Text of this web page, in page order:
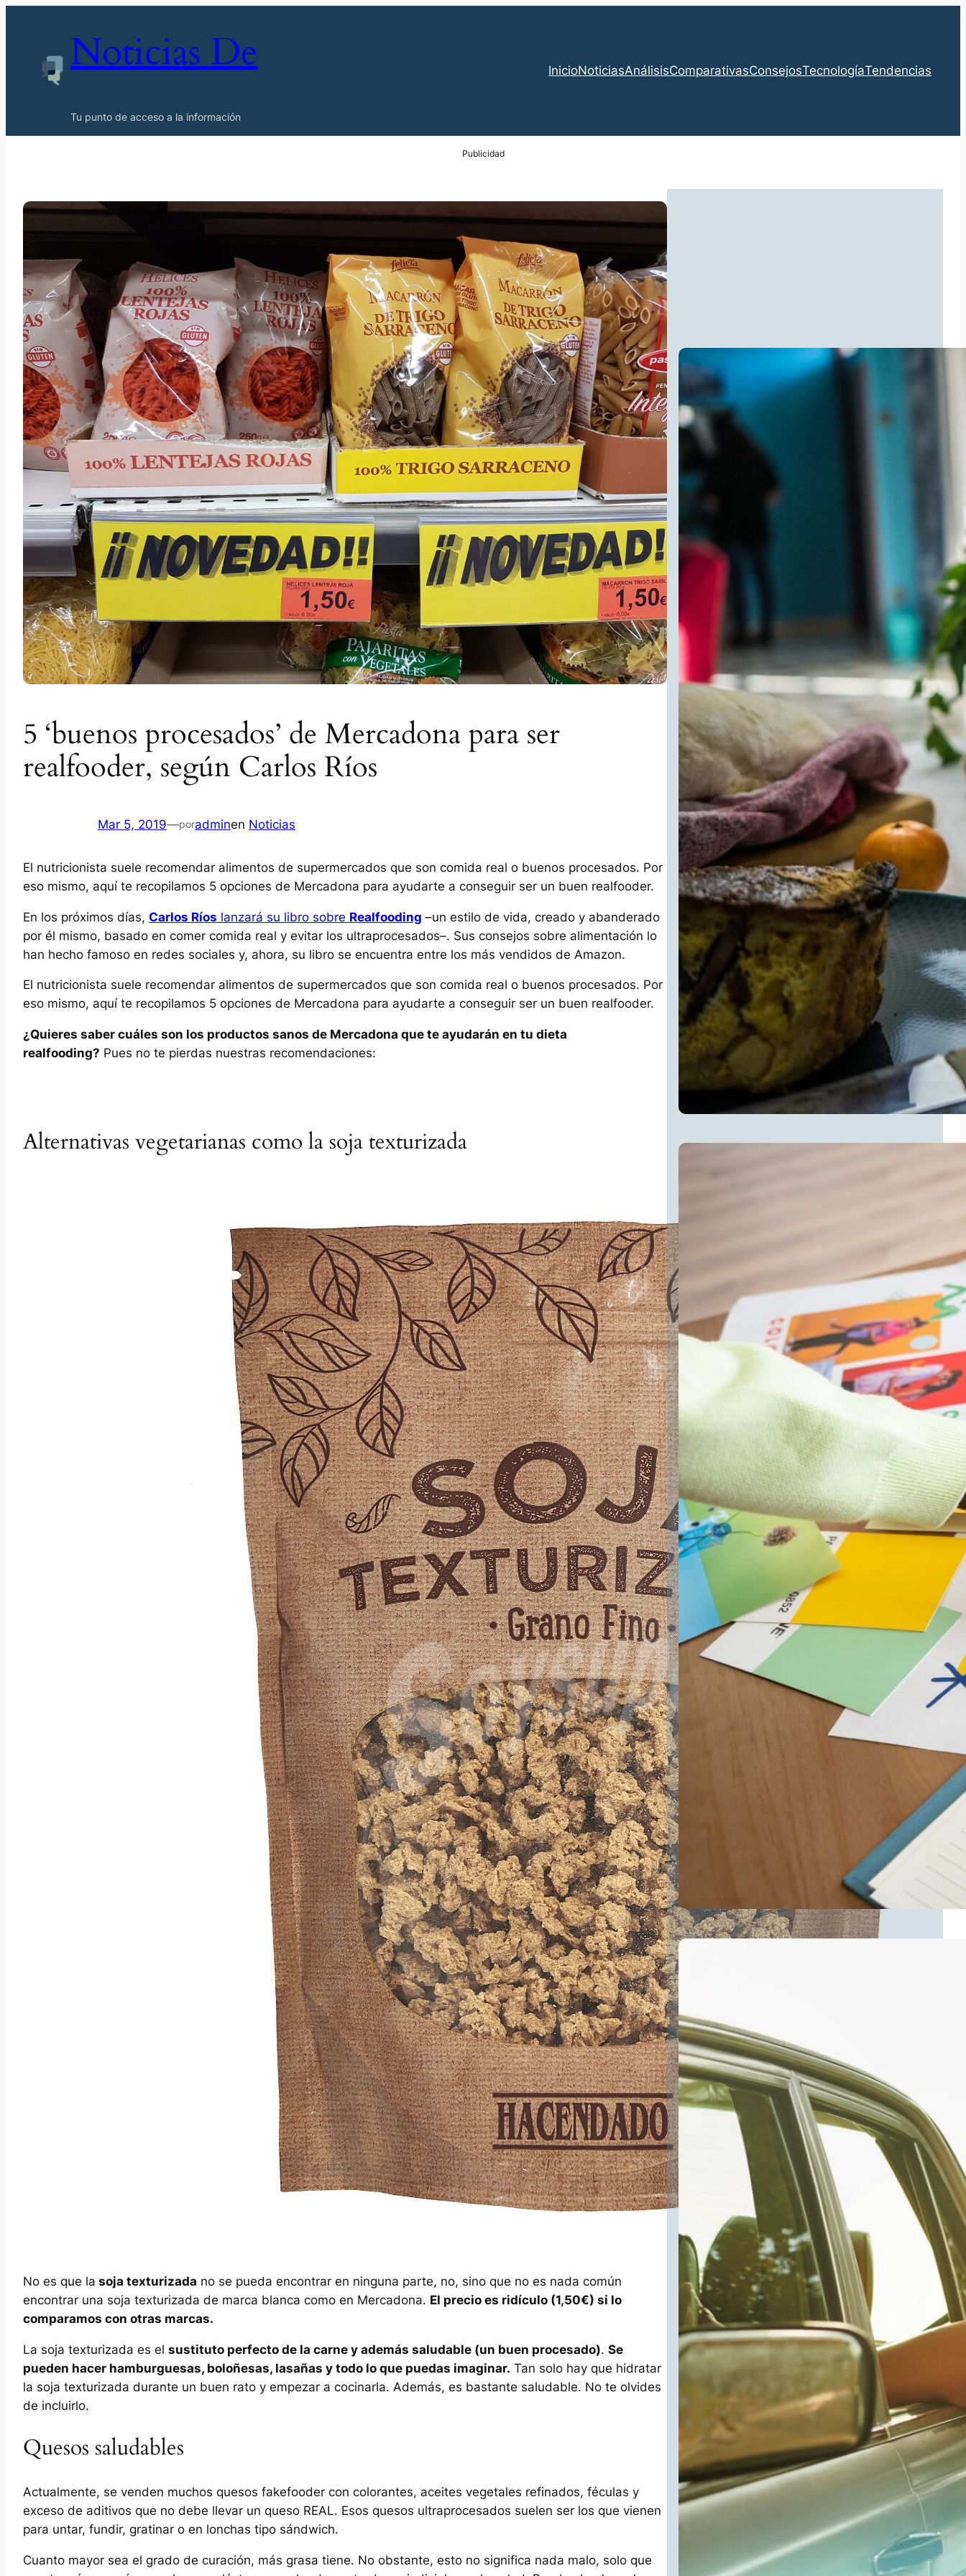
Noticias De
Tu punto de acceso a la información
InicioNoticiasAnálisisComparativasConsejosTecnologíaTendencias
5 ‘buenos procesados’ de Mercadona para ser
realfooder, según Carlos Ríos
Mar 5, 2019—poradminen Noticias
El nutricionista suele recomendar alimentos de supermercados que son comida real o buenos procesados. Por
eso mismo, aquí te recopilamos 5 opciones de Mercadona para ayudarte a conseguir ser un buen realfooder.
En los próximos días, Carlos Ríos lanzará su libro sobre Realfooding –un estilo de vida, creado y abanderado
por él mismo, basado en comer comida real y evitar los ultraprocesados–. Sus consejos sobre alimentación lo
han hecho famoso en redes sociales y, ahora, su libro se encuentra entre los más vendidos de Amazon.
El nutricionista suele recomendar alimentos de supermercados que son comida real o buenos procesados. Por
eso mismo, aquí te recopilamos 5 opciones de Mercadona para ayudarte a conseguir ser un buen realfooder.
¿Quieres saber cuáles son los productos sanos de Mercadona que te ayudarán en tu dieta
realfooding? Pues no te pierdas nuestras recomendaciones:
Alternativas vegetarianas como la soja texturizada
No es que la soja texturizada no se pueda encontrar en ninguna parte, no, sino que no es nada común
encontrar una soja texturizada de marca blanca como en Mercadona. El precio es ridículo (1,50€) si lo
comparamos con otras marcas.
La soja texturizada es el sustituto perfecto de la carne y además saludable (un buen procesado). Se
pueden hacer hamburguesas, boloñesas, lasañas y todo lo que puedas imaginar. Tan solo hay que hidratar
la soja texturizada durante un buen rato y empezar a cocinarla. Además, es bastante saludable. No te olvides
de incluirlo.
Quesos saludables
Actualmente, se venden muchos quesos fakefooder con colorantes, aceites vegetales refinados, féculas y
exceso de aditivos que no debe llevar un queso REAL. Esos quesos ultraprocesados suelen ser los que vienen
para untar, fundir, gratinar o en lonchas tipo sándwich.
Cuanto mayor sea el grado de curación, más grasa tiene. No obstante, esto no significa nada malo, solo que